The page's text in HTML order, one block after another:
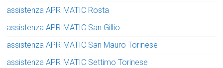
assistenza APRIMATIC Rosta
assistenza APRIMATIC San Gillio
assistenza APRIMATIC San Mauro Torinese
assistenza APRIMATIC Settimo Torinese